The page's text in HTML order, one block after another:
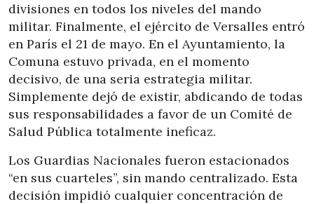
divisiones en todos los niveles del mando
militar. Finalmente, el ejército de Versalles entró
en París el 21 de mayo. En el Ayuntamiento, la
Comuna estuvo privada, en el momento
decisivo, de una seria estrategia militar.
Simplemente dejó de existir, abdicando de todas
sus responsabilidades a favor de un Comité de
Salud Pública totalmente ineficaz.
Los Guardias Nacionales fueron estacionados
“en sus cuarteles”, sin mando centralizado. Esta
decisión impidió cualquier concentración de